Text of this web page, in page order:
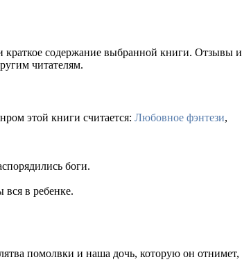
краткое содержание выбранной книги. Отзывы и
читателям.
этой книги считается: Любовное фэнтези,
боги.
в ребенке.
помолвки и наша дочь, которую он отнимет,